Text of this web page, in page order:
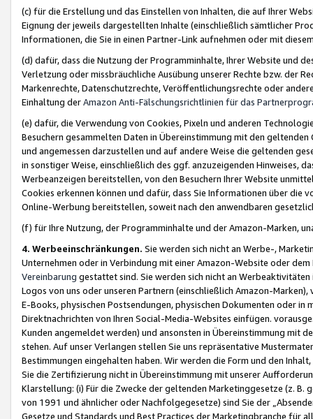
(c) für die Erstellung und das Einstellen von Inhalten, die auf Ihrer
Eignung der jeweils dargestellten Inhalte (einschließlich sämtlicher
Informationen, die Sie in einen Partner-Link aufnehmen oder mit
(d) dafür, dass die Nutzung der Programminhalte, Ihrer Website und
Verletzung oder missbräuchliche Ausübung unserer Rechte bzw. der
Markenrechte, Datenschutzrechte, Veröffentlichungsrechte oder
Einhaltung derAmazon Anti-Fälschungsrichtlinien für das
(e) dafür, die Verwendung von Cookies, Pixeln und anderen
Besuchern gesammelten Daten in Übereinstimmung mit den
und angemessen darzustellen und auf andere Weise die geltenden
in sonstiger Weise, einschließlich des ggf. anzuzeigenden Hinweises,
Werbeanzeigen bereitstellen, von den Besuchern Ihrer Website
Cookies erkennen können und dafür, dass Sie Informationen über die
Online-Werbung bereitstellen, soweit nach den anwendbaren
(f) für Ihre Nutzung, der Programminhalte und der Amazon-Marken,
4. Werbeeinschränkungen. Sie werden sich nicht an Werbe-,
Unternehmen oder in Verbindung mit einer Amazon-Website oder
Vereinbarung gestattet sind. Sie werden sich nicht an
Logos von uns oder unseren Partnern (einschließlich Amazon-
E-Books, physischen Postsendungen, physischen Dokumenten oder in
Direktnachrichten von Ihren Social-Media-Websites einfügen.
Kunden angemeldet werden) und ansonsten in Übereinstimmung mit
stehen. Auf unser Verlangen stellen Sie uns repräsentative
Bestimmungen eingehalten haben. Wir werden die Form und den
Sie die Zertifizierung nicht in Übereinstimmung mit unserer
Klarstellung: (i) Für die Zwecke der geltenden Marketinggesetze (z. B.
von 1991 und ähnlicher oder Nachfolgegesetze) sind Sie der
Gesetze und Standards und Best Practices der Marketingbranche für